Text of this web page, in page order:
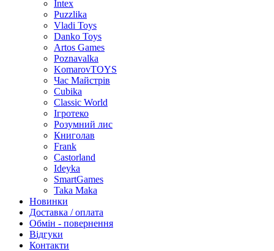
Intex
Puzzlika
Vladi Toys
Danko Toys
Artos Games
Poznavalka
KomarovTOYS
Час Майстрів
Cubika
Classic World
Ігротеко
Розумний лис
Книголав
Frank
Castorland
Ideyka
SmartGames
Taka Maka
Новинки
Доставка / оплата
Обмін - повернення
Відгуки
Контакти